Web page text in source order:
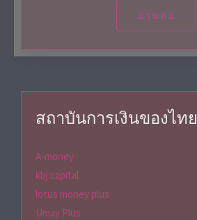
อ่านต่อ
สถาบันการเงินของไทย
A-money
kbj capital
lotus money plus
Umay Plus